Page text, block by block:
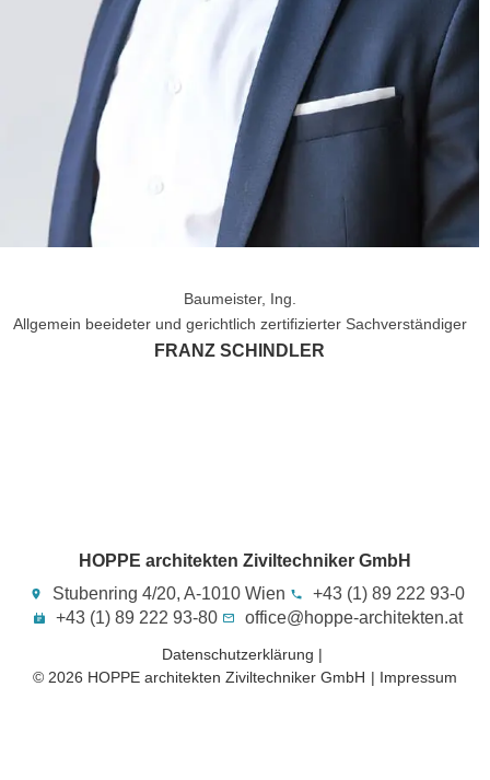
Baumeister, Ing.
Allgemein beeideter und gerichtlich zertifizierter Sachverständiger
FRANZ SCHINDLER
HOPPE architekten Ziviltechniker GmbH
Stubenring 4/20, A-1010 Wien
+43 (1) 89 222 93-0
+43 (1) 89 222 93-80
office@hoppe-architekten.at
Datenschutzerklärung |
© 2026 HOPPE architekten Ziviltechniker GmbH​ | Impressum